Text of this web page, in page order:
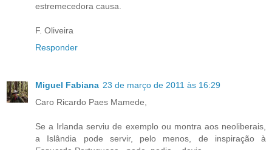
estremecedora causa.
F. Oliveira
Responder
Miguel Fabiana 23 de março de 2011 às 16:29
Caro Ricardo Paes Mamede,
Se a Irlanda serviu de exemplo ou montra aos neoliberais,
a Islândia pode servir, pelo menos, de inspiração à